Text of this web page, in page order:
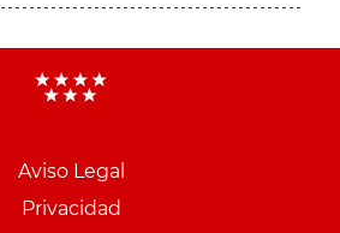
Aviso Legal
Privacidad